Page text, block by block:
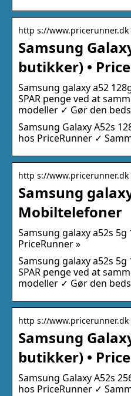
http s://www.pricerunner.dk
Samsung
butikker) •
Samsung galaxy a52
SPAR penge ved at
modeller ✓ Gør den
Samsung Galaxy A52s
hos PriceRunner ✓
http s://www.pricerunner.dk
Samsung
Mobiltelefoner
Samsung galaxy a52s 5g
PriceRunner »
Samsung galaxy a52s
SPAR penge ved at
modeller ✓ Gør den
http s://www.pricerunner.dk
Samsung
butikker) •
Samsung Galaxy A52s
hos PriceRunner ✓